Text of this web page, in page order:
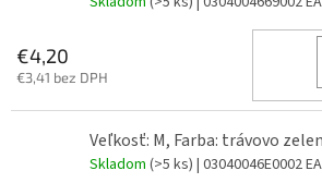
€4,20
€3,41 bez DPH
Veľkosť: M, Farba: trávovo
Skladom (>5 ks) | 03040046E0002